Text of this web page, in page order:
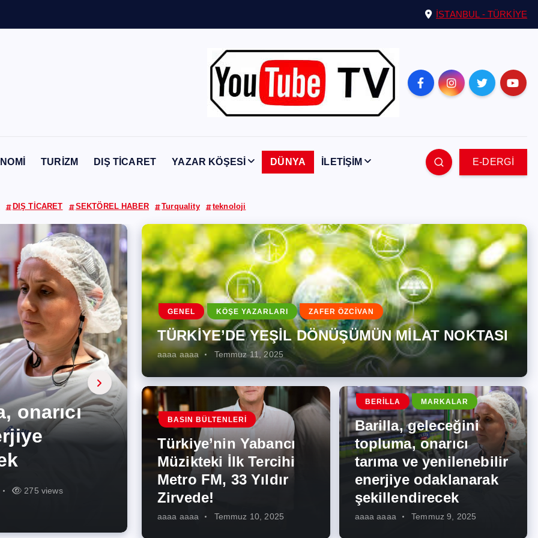
İSTANBUL - TÜRKİYE
TURİZM DIŞ TİCARET YAZAR KÖŞESİ DÜNYA İLETİŞİM E-DERGİ
DIŞ TİCARET SEKTÖREL HABER Turquality teknoloji
345 views
İlk
274 views
onarıcı
275 views
Enerji
İş
287 views
Kısa
227 views
Artması
262 views
GENEL KÖŞE YAZARLARI ZAFER ÖZCİVAN
TÜRKİYE’DE YEŞİL DÖNÜŞÜMÜN MİLAT NOKTASI
aaaa aaaa Temmuz 11, 2025
BASIN BÜLTENLERI
Türkiye’nin Yabancı
Müzikteki İlk Tercihi
Metro FM, 33 Yıldır
Zirvede!
aaaa aaaa Temmuz 10, 2025
BERILLA MARKALAR
Barilla, geleceğini
topluma, onarıcı
tarıma ve yenilenebilir
enerjiye odaklanarak
şekillendirecek
aaaa aaaa Temmuz 9, 2025